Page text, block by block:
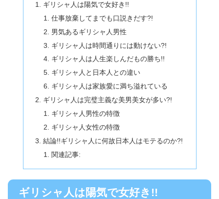
ギリシャ人は陽気で女好き!!
仕事放棄してまでも口説きだす?!
男気あるギリシャ人男性
ギリシャ人は時間通りには動けない?!
ギリシャ人は人生楽しんだもの勝ち!!
ギリシャ人と日本人との違い
ギリシャ人は家族愛に満ち溢れている
ギリシャ人は完璧主義な美男美女が多い?!
ギリシャ人男性の特徴
ギリシャ人女性の特徴
結論!!ギリシャ人に何故日本人はモテるのか?!
関連記事:
ギリシャ人は陽気で女好き!!